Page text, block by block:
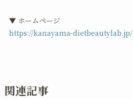
▼ ホームページ
https://kanayama-dietbeautylab.jp/
関連記事